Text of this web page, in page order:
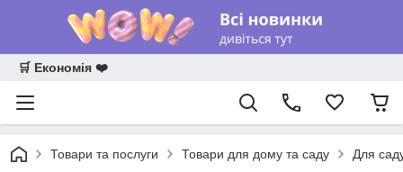
🛒 Економія ❤️
Товари та послуги Товари для дому та саду Для